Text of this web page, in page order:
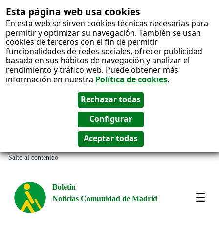
Esta página web usa cookies
En esta web se sirven cookies técnicas necesarias para
permitir y optimizar su navegación. También se usan
cookies de terceros con el fin de permitir
funcionalidades de redes sociales, ofrecer publicidad
basada en sus hábitos de navegación y analizar el
rendimiento y tráfico web. Puede obtener más
información en nuestra Política de cookies.
Salto al contenido
Boletín
Noticias Comunidad de Madrid